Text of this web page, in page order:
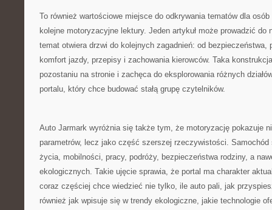
To również wartościowe miejsce do odkrywania tematów dla
kolejne motoryzacyjne lektury. Jeden artykuł może prowadzić do
temat otwiera drzwi do kolejnych zagadnień: od bezpieczeństwa,
komfort jazdy, przepisy i zachowania kierowców. Taka
pozostaniu na stronie i zachęca do eksplorowania różnych
portalu, który chce budować stałą grupę czytelników.
Auto Jarmark wyróżnia się także tym, że motoryzację pokazuje
parametrów, lecz jako część szerszej rzeczywistości.
życia, mobilności, pracy, podróży, bezpieczeństwa rodziny, a
ekologicznych. Takie ujęcie sprawia, że portal ma charakter
coraz częściej chce wiedzieć nie tylko, ile auto pali, jak
również jak wpisuje się w trendy ekologiczne, jakie technologie